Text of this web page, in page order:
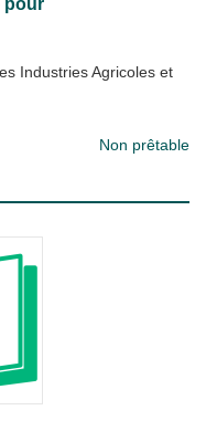
pour
Industries Agricoles et
Non prêtable